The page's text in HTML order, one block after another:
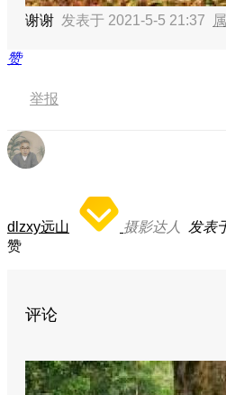
谢谢 发表于 2021-5-5 21:37
赞
举报
dlzxy远山 摄影达人 发表
赞
评论